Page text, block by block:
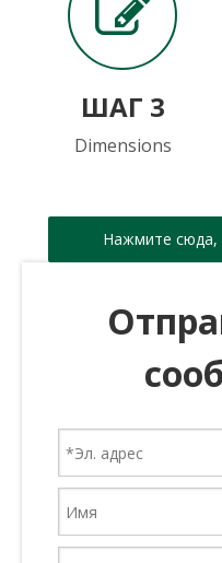
ШАГ 3
Dimensions
Нажмите сюда,